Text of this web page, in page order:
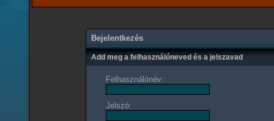
Bejelentkezés
Add meg a felhasználóneved és a jelszavad
Felhasználónév:
Jelszó: